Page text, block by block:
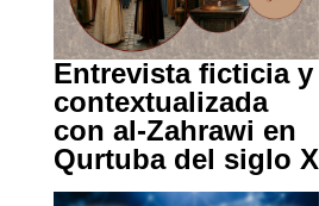
Entrevista ficticia y
contextualizada
con al-Zahrawi en
Qurtuba del siglo X